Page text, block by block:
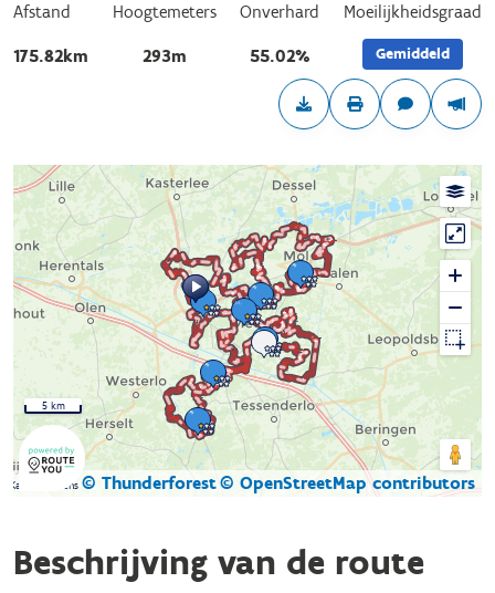
Afstand
175.82km
Hoogtemeters
293m
Onverhard
55.02%
Moeilijkheidsgraad
Gemiddeld
Kaartgegevens © Thunderforest© OpenStreetMap contributors
5 km
Beschrijving van de route